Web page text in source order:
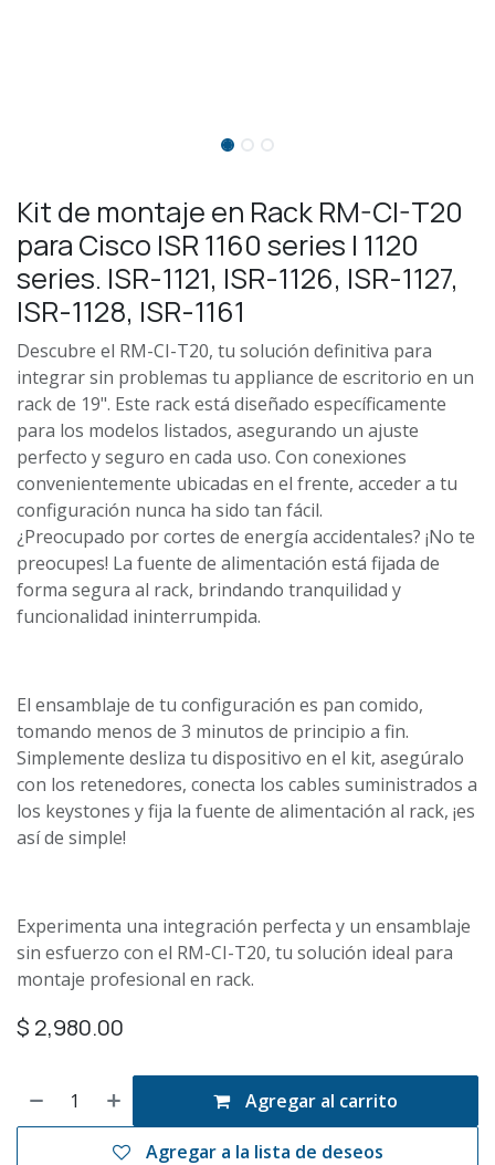
Kit de montaje en Rack RM-CI-T20
para Cisco ISR 1160 series | 1120
series. ISR-1121, ISR-1126, ISR-1127,
ISR-1128, ISR-1161
Descubre el RM-CI-T20, tu solución definitiva para
integrar sin problemas tu appliance de escritorio en un
rack de 19". Este rack está diseñado específicamente
para los modelos listados, asegurando un ajuste
perfecto y seguro en cada uso. Con conexiones
convenientemente ubicadas en el frente, acceder a tu
configuración nunca ha sido tan fácil.
¿Preocupado por cortes de energía accidentales? ¡No te
preocupes! La fuente de alimentación está fijada de
forma segura al rack, brindando tranquilidad y
funcionalidad ininterrumpida.
El ensamblaje de tu configuración es pan comido,
tomando menos de 3 minutos de principio a fin.
Simplemente desliza tu dispositivo en el kit, asegúralo
con los retenedores, conecta los cables suministrados a
los keystones y fija la fuente de alimentación al rack, ¡es
así de simple!
Experimenta una integración perfecta y un ensamblaje
sin esfuerzo con el RM-CI-T20, tu solución ideal para
montaje profesional en rack.
$ 2,980.00
Agregar al carrito
Agregar a la lista de deseos